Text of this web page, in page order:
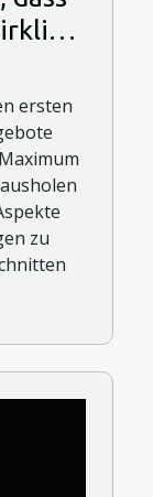
ersten
zu